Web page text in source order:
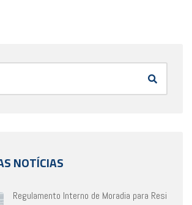
NOTÍCIAS
Regulamento Interno de Moradia para Resi